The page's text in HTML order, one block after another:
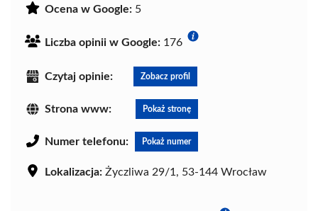
Ocena w Google: 5
Liczba opinii w Google: 176
Czytaj opinie: Zobacz profil
Strona www: Pokaż stronę
Numer telefonu: Pokaż numer
Lokalizacja: Życzliwa 29/1, 53-144 Wrocław